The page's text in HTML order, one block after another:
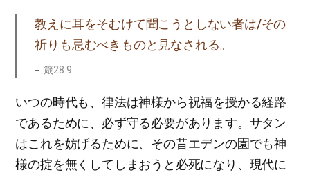
教えに耳をそむけて聞こうとしない者は/その
祈りも忌むべきものと見なされる。
箴28:9
いつの時代も、律法は神様から祝福を授かる経路
であるために、必ず守る必要があります。サタン
はこれを妨げるために、その昔エデンの園でも神
様の掟を無くしてしまおうと必死になり、現代に